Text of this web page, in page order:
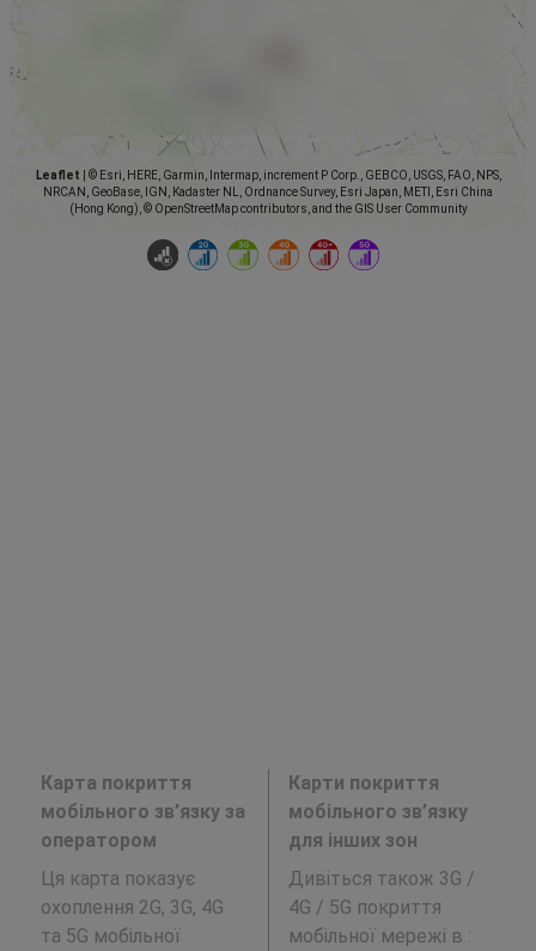
Leaflet
© Esri, HERE, Garmin, Intermap, increment P Corp., GEBCO, USGS, FAO, NPS,
NRCAN, GeoBase, IGN, Kadaster NL, Ordnance Survey, Esri Japan, METI, Esri China
(Hong Kong), © OpenStreetMap contributors, and the GIS User Community
Карта покриття
мобільного зв’язку за
оператором
Ця карта показує
охоплення 2G, 3G, 4G
та 5G мобільної
Карти покриття
мобільного зв’язку
для інших зон
Дивіться також 3G /
4G / 5G покриття
мобільної мережі в :